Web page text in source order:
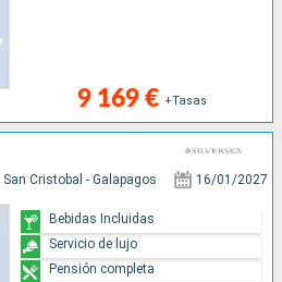
9 169 € +Tasas
San Cristobal - Galapagos 16/01/2027
Bebidas Incluidas
Servicio de lujo
Pensión completa